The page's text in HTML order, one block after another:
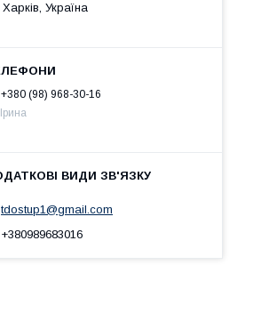
Харків, Україна
+380 (98) 968-30-16
Ірина
tdostup1@gmail.com
+380989683016